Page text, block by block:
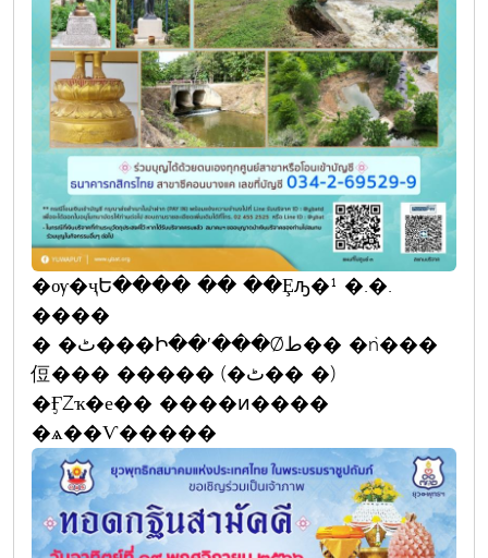
�ѹ�ҷԵ���� �� ��Ȩԡ�¹ �.�.
����
� �ٹ���Ի��ʹ���Ǿط�� �ǹ���
侸��� ����� (�ٹ�� �)
�ӺŹҡ�е�� ����ͷ����
�ѧ��Ѵ�����